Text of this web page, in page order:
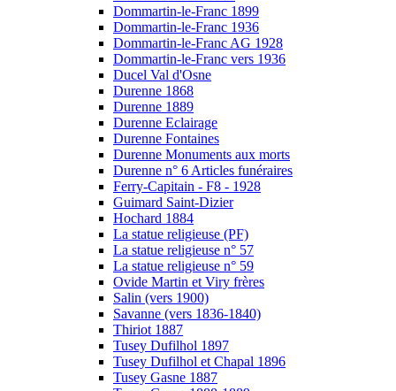
Dommartin-le-Franc 1899
Dommartin-le-Franc 1936
Dommartin-le-Franc AG 1928
Dommartin-le-Franc vers 1936
Ducel Val d'Osne
Durenne 1868
Durenne 1889
Durenne Eclairage
Durenne Fontaines
Durenne Monuments aux morts
Durenne n° 6 Articles funéraires
Ferry-Capitain - F8 - 1928
Guimard Saint-Dizier
Hochard 1884
La statue religieuse (PF)
La statue religieuse n° 57
La statue religieuse n° 59
Ovide Martin et Viry frères
Salin (vers 1900)
Savanne (vers 1836-1840)
Thiriot 1887
Tusey Dufilhol 1897
Tusey Dufilhol et Chapal 1896
Tusey Gasne 1887